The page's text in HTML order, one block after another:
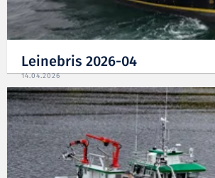
Leinebris 2026-04
14.04.2026